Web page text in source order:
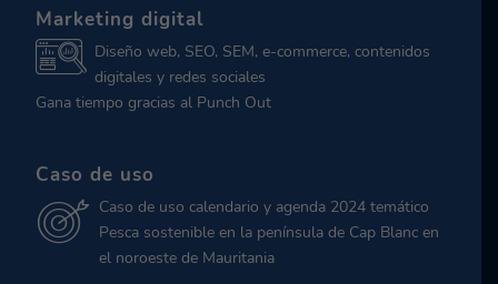
Marketing digital
Diseño web, SEO, SEM, e-commerce, contenidos
digitales y redes sociales
Gana tiempo gracias al Punch Out
Caso de uso
Caso de uso calendario y agenda 2024 temático
Pesca sostenible en la península de Cap Blanc en
el noroeste de Mauritania